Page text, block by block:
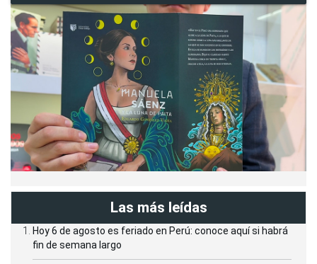
Las más leídas
Hoy 6 de agosto es feriado en Perú: conoce aquí si habrá
fin de semana largo